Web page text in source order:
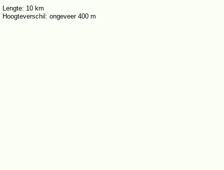
Lengte: 10 km
Hoogteverschil: ongeveer 400 m